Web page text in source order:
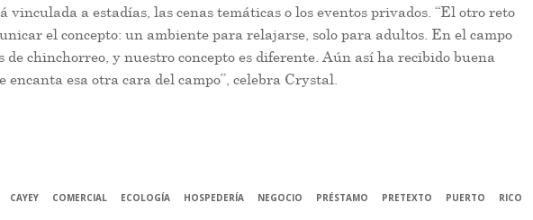
vinculada a estadías, las cenas temáticas o los eventos privados. “El otro reto
el concepto: un ambiente para relajarse, solo para adultos. En el campo
de chinchorreo, y nuestro concepto es diferente. Aún así ha recibido buena
encanta esa otra cara del campo”, celebra Crystal.
CAYEY COMERCIAL ECOLOGÍA HOSPEDERÍA NEGOCIO PRÉSTAMO PRETEXTO PUERTO RICO